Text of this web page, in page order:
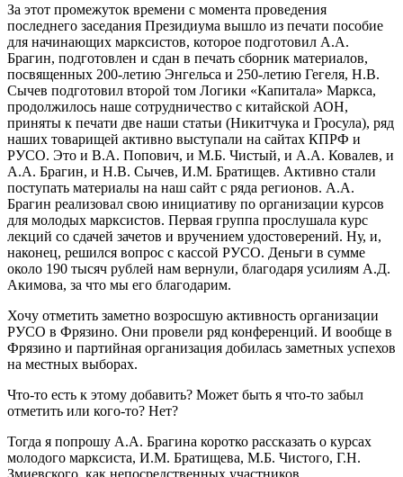
За этот промежуток времени с момента проведения
последнего заседания Президиума вышло из печати пособие
для начинающих марксистов, которое подготовил А.А.
Брагин, подготовлен и сдан в печать сборник материалов,
посвященных 200-летию Энгельса и 250-летию Гегеля, Н.В.
Сычев подготовил второй том Логики «Капитала» Маркса,
продолжилось наше сотрудничество с китайской АОН,
приняты к печати две наши статьи (Никитчука и Гросула), ряд
наших товарищей активно выступали на сайтах КПРФ и
РУСО. Это и В.А. Попович, и М.Б. Чистый, и А.А. Ковалев, и
А.А. Брагин, и Н.В. Сычев, И.М. Братищев. Активно стали
поступать материалы на наш сайт с ряда регионов. А.А.
Брагин реализовал свою инициативу по организации курсов
для молодых марксистов. Первая группа прослушала курс
лекций со сдачей зачетов и вручением удостоверений. Ну, и,
наконец, решился вопрос с кассой РУСО. Деньги в сумме
около 190 тысяч рублей нам вернули, благодаря усилиям А.Д.
Акимова, за что мы его благодарим.
Хочу отметить заметно возросшую активность организации
РУСО в Фрязино. Они провели ряд конференций. И вообще в
Фрязино и партийная организация добилась заметных успехов
на местных выборах.
Что-то есть к этому добавить? Может быть я что-то забыл
отметить или кого-то? Нет?
Тогда я попрошу А.А. Брагина коротко рассказать о курсах
молодого марксиста, И.М. Братищева, М.Б. Чистого, Г.Н.
Змиевского, как непосредственных участников